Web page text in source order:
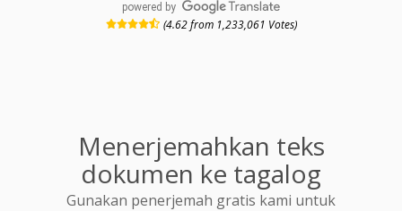
powered by
(4.62 from 1,233,061 Votes)
Menerjemahkan teks
dokumen ke tagalog
Gunakan penerjemah gratis kami untuk